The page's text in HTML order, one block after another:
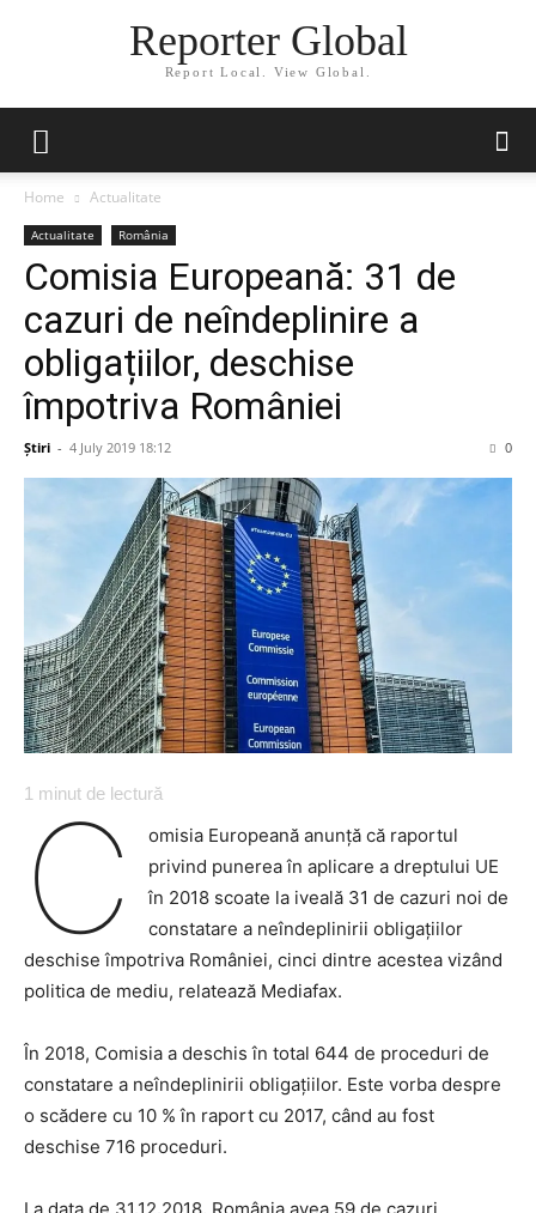
Reporter Global
Report Local. View Global.
Home Actualitate
Actualitate România
Comisia Europeană: 31 de
cazuri de neîndeplinire a
obligațiilor, deschise
împotriva României
Știri - 4 July 2019 18:12 0
1 minut de lectură
C
omisia Europeană anunță că raportul
privind punerea în aplicare a dreptului UE
în 2018 scoate la iveală 31 de cazuri noi de
constatare a neîndeplinirii obligațiilor
deschise împotriva României, cinci dintre acestea vizând
politica de mediu, relatează Mediafax.
În 2018, Comisia a deschis în total 644 de proceduri de
constatare a neîndeplinirii obligațiilor. Este vorba despre
o scădere cu 10 % în raport cu 2017, când au fost
deschise 716 proceduri.
La data de 31.12.2018, România avea 59 de cazuri